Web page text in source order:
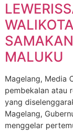
MALUKU
Magelang, Media
pembekalan atau
yang
Magelang,
menggelar